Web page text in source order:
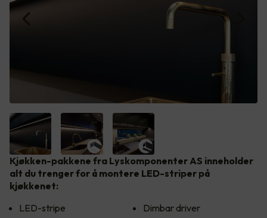
Kjøkken-pakkene fra Lyskomponenter AS inneholder
alt du trenger for å montere LED-striper på
kjøkkenet:
LED-stripe
Dimbar driver